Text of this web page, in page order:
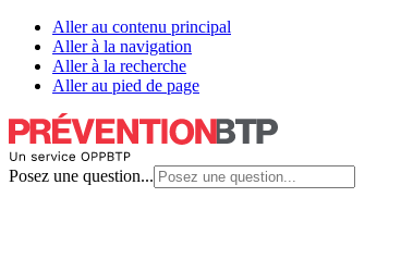
Aller au contenu principal
Aller à la navigation
Aller à la recherche
Aller au pied de page
Posez une question...